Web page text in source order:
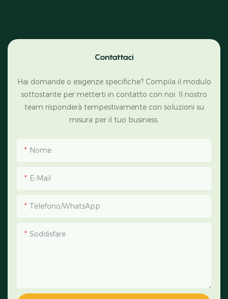
Contattaci
Hai domande o esigenze specifiche? Compila il modulo
sottostante per metterti in contatto con noi. Il nostro
team risponderà tempestivamente con soluzioni su
misura per il tuo business.
Nome
E-Mail
Telefono/WhatsApp
Soddisfare